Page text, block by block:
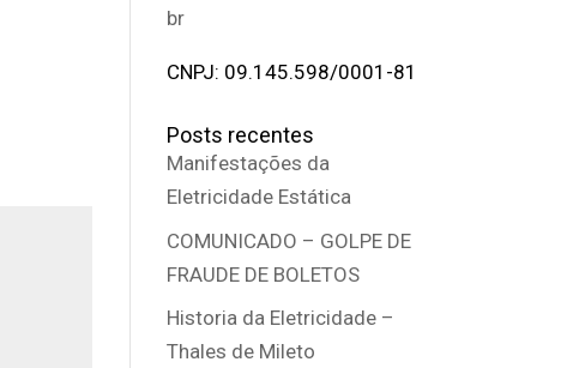
br
CNPJ: 09.145.598/0001-81
Posts recentes
Manifestações da
Eletricidade Estática
COMUNICADO – GOLPE DE
FRAUDE DE BOLETOS
Historia da Eletricidade –
Thales de Mileto